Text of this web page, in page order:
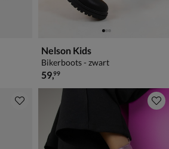
Nelson Kids
Bikerboots - zwart
€ 59,99
59,99